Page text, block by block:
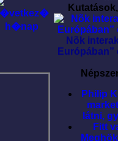
Nõk
Európában”
Philip
látni,
Fitt